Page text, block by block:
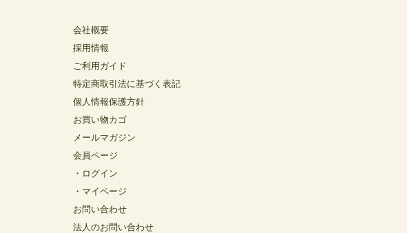
会社概要
採用情報
ご利用ガイド
特定商取引法に基づく表記
個人情報保護方針
お買い物カゴ
メールマガジン
会員ページ
・ログイン
・マイページ
お問い合わせ
法人のお問い合わせ